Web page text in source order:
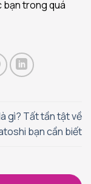
bạn trong quá
gì? Tất tần tật về
bạn cần biết